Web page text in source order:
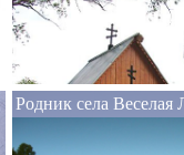
Родник села Веселая